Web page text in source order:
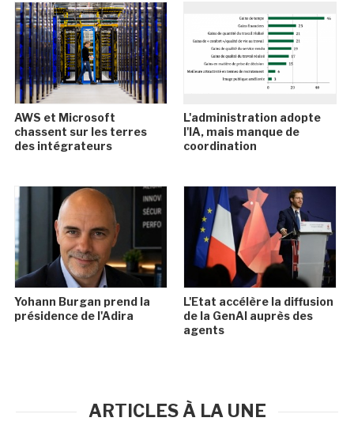
AWS et Microsoft
chassent sur les terres
des intégrateurs
L'administration adopte
l'IA, mais manque de
coordination
Yohann Burgan prend la
présidence de l'Adira
L'Etat accélère la diffusion
de la GenAI auprès des
agents
ARTICLES À LA UNE